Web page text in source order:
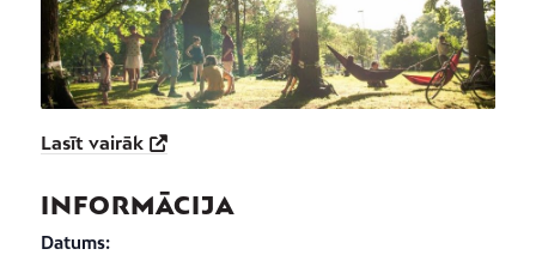
Lasīt vairāk
INFORMĀCIJA
Datums: